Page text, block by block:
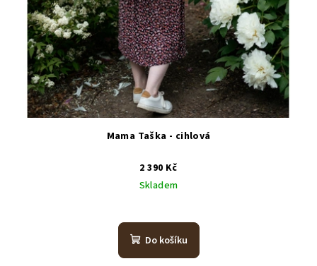
Mama Taška - cihlová
2 390 Kč
Skladem
Do košíku